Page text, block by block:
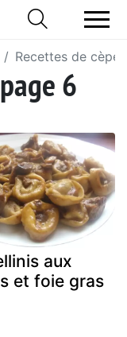
Recettes de
6
aux
et foie gras